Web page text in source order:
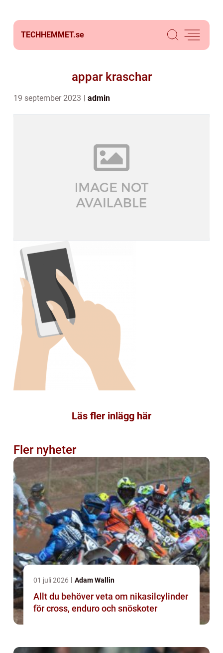
TECHHEMMET.se
appar kraschar
19 september 2023 admin
Läs fler inlägg här
Fler nyheter
01 juli 2026 Adam Wallin
Allt du behöver veta om nikasilcylinder
för cross, enduro och snöskoter